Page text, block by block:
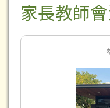
家長教師